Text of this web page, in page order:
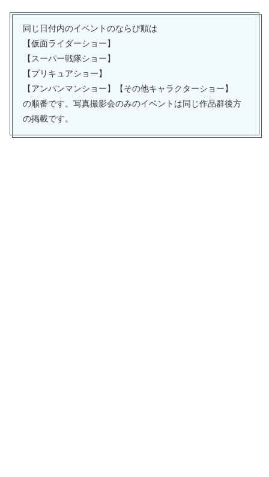
同じ日付内のイベントのならび順は
【仮面ライダーショー】
【スーパー戦隊ショー】
【プリキュアショー】
【アンパンマンショー】【その他キャラクターショー】
の順番です。写真撮影会のみのイベントは同じ作品群後方
の掲載です。